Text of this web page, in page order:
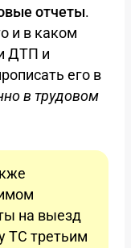
отчеты.
и в каком
ДТП и
его в
в трудовом
на выезд
ТС третьим